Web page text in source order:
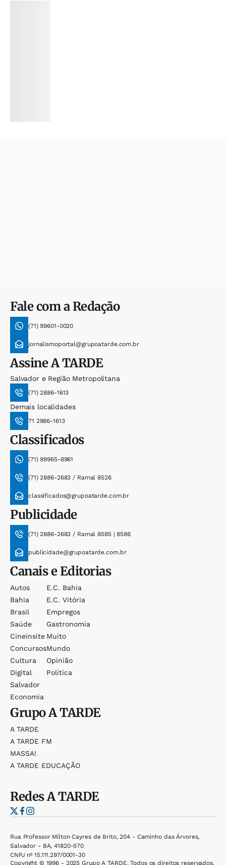
Fale com a Redação
(71) 99601-0020
jornalismoportal@grupoatarde.com.br
AssineA TARDE
Salvador e Região Metropolitana
(71) 2886-1613
Demais localidades
71 2886-1613
Classificados
(71) 99965-8961
(71) 2886-2683 / Ramal 8526
classificados@grupoatarde.com.br
Publicidade
(71) 2886-2683 / Ramal 8585 | 8586
publicidade@grupoatarde.com.br
Canais e Editorias
Autos
Bahia
Brasil
Saúde
Cineinsite
Concursos
Cultura
Digital
Salvador
Economia
E.c. Bahia
E.c. Vitória
Empregos
Gastronomia
Muito
Mundo
Opinião
Política
GrupoA TARDE
A TARDE
A TARDE FM
MASSA!
A TARDE EDUCAÇÃO
RedesA TARDE
Rua Professor Milton Cayres de Brito, 204 - Caminho das Árvores,
Salvador - BA, 41820-570
CNPJ nº 15.111.297/0001-30
Copyright © 1996 - 2025 Grupo A TARDE. Todos os direitos reservados.